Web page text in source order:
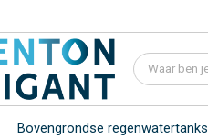
Bovengrondse regenwatertanks